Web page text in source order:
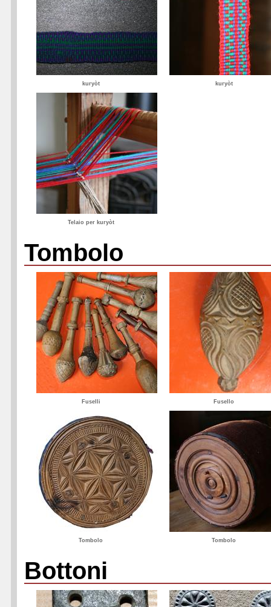
kuryòt kuryòt
Telaio per kuryòt
Tombolo
Fuselli Fusello
Tombolo Tombolo
Bottoni